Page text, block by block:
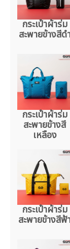
กระเป๋าผ้าร่ม
สะพายข้างสีด
กระเป๋าผ้าร่ม
สะพายข้างสี
เหลือง
กระเป๋าผ้าร่ม
สะพายข้างสีฟ้